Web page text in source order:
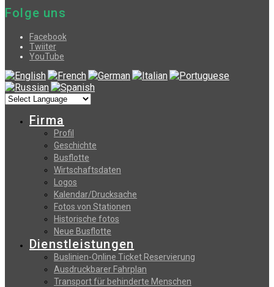
Folge uns
Facebook
Twiiter
YouTube
Firma
Profil
Geschichte
Busflotte
Wirtschaftsdaten
Logos
Kalendar/Drucksache
Fotos von Stationen
Historische fotos
Neue Busflotte
Dienstleistungen
Buslinien-Online Ticket Reservierung
Αusdruckbarer Fahrplan
Transport für behinderte Menschen